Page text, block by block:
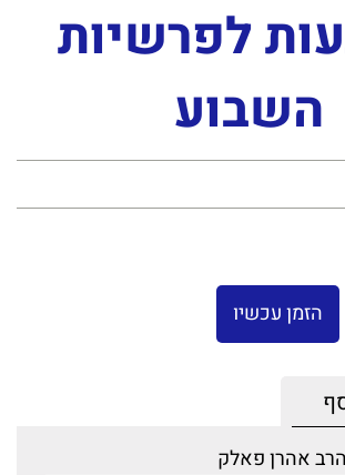
לפרשיות
השבוע
הזמן עכשיו
הרב אהרן פאלק